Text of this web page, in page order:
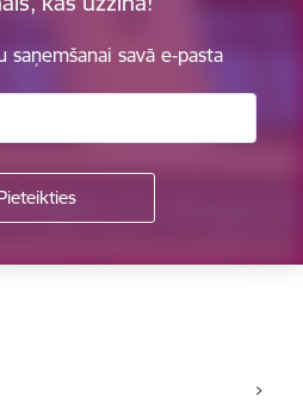
saņemšanai savā e-pasta